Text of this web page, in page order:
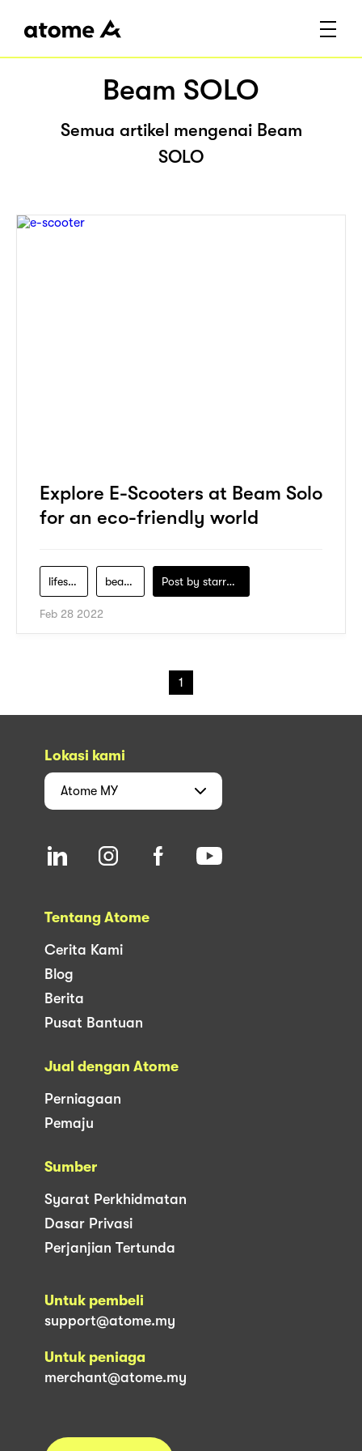
Beam SOLO
Semua artikel mengenai Beam
SOLO
Explore E-Scooters at Beam Solo
for an eco-friendly world
lifestyle beam-solo Post by starry1989
Feb 28 2022
1
Lokasi kami
Atome MY
Tentang Atome
Cerita Kami
Blog
Berita
Pusat Bantuan
Jual dengan Atome
Perniagaan
Pemaju
Sumber
Syarat Perkhidmatan
Dasar Privasi
Perjanjian Tertunda
Untuk pembeli
support@atome.my
Untuk peniaga
merchant@atome.my